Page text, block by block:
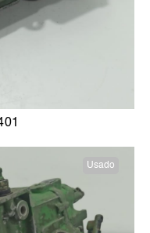
Usado